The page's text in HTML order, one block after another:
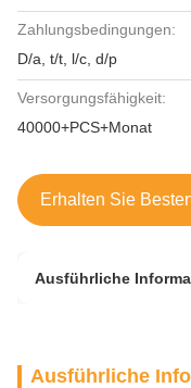
Zahlungsbedingungen:
D/a, t/t, l/c, d/p
Versorgungsfähigkeit:
40000+PCS+Monat
Erhalten Sie
Ausführliche
Ausführliche